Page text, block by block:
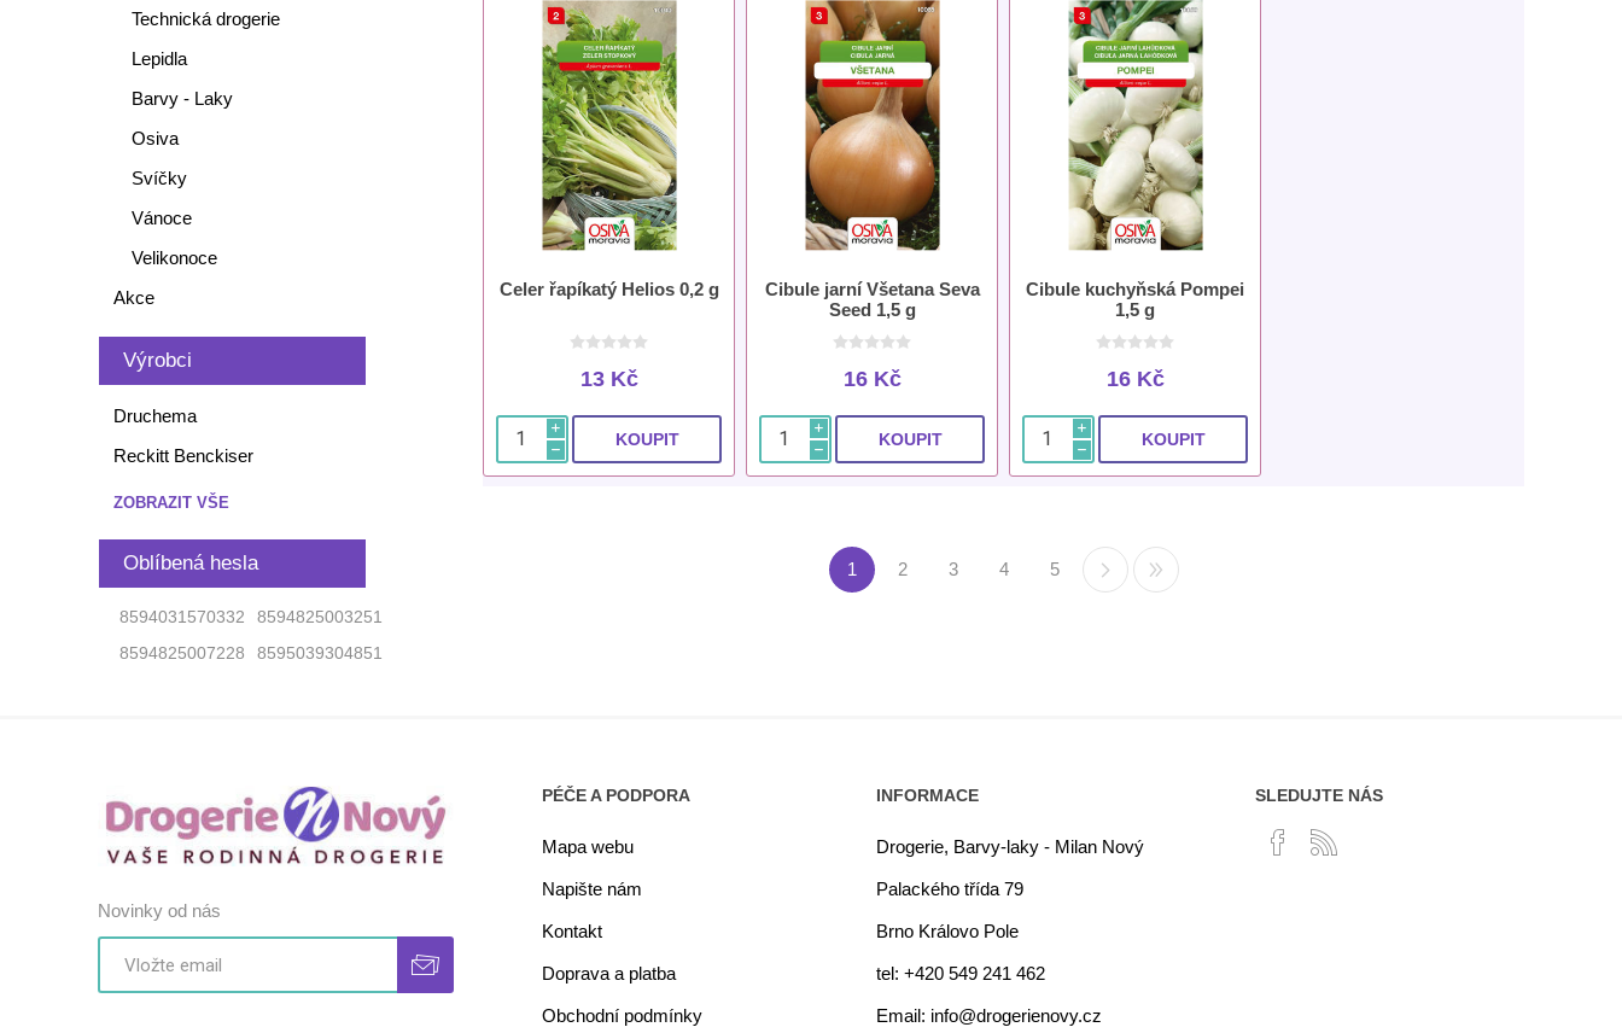
Celer řapíkatý Helios 0,2 g
13 Kč
i
h
Cibule jarní Všetana Seva
Seed 1,5 g
16 Kč
i
h
Cibule kuchyňská Pompei
1,5 g
16 Kč
i
h
1 2 3 4 5
Technická drogerie
Lepidla
Barvy - Laky
Osiva
Svíčky
Vánoce
Velikonoce
Akce
Výrobci
Druchema
Reckitt Benckiser
ZOBRAZIT VŠE
Oblíbená hesla
8594031570332
8594825003251
8594825007228
8595039304851
Novinky od nás
PÉČE A PODPORA
Mapa webu
Napište nám
Kontakt
Doprava a platba
Obchodní podmínky
INFORMACE
Drogerie, Barvy-laky - Milan Nový
Palackého třída 79
Brno Královo Pole
tel: +420 549 241 462
Email: info@drogerienovy.cz
SLEDUJTE NÁS